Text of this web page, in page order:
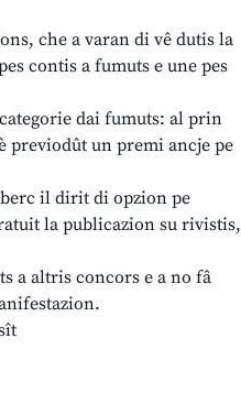
che a varan di vê dutis la
contis a fumuts e une pes
dai fumuts: al prin
previodût un premi ancje pe
il dirit di opzion pe
la publicazion su rivistis,
a altris concors e a no fâ